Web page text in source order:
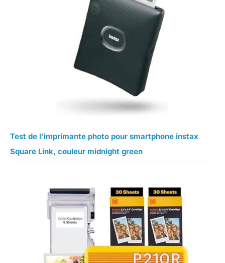
Test de l’imprimante photo pour smartphone instax
Square Link, couleur midnight green